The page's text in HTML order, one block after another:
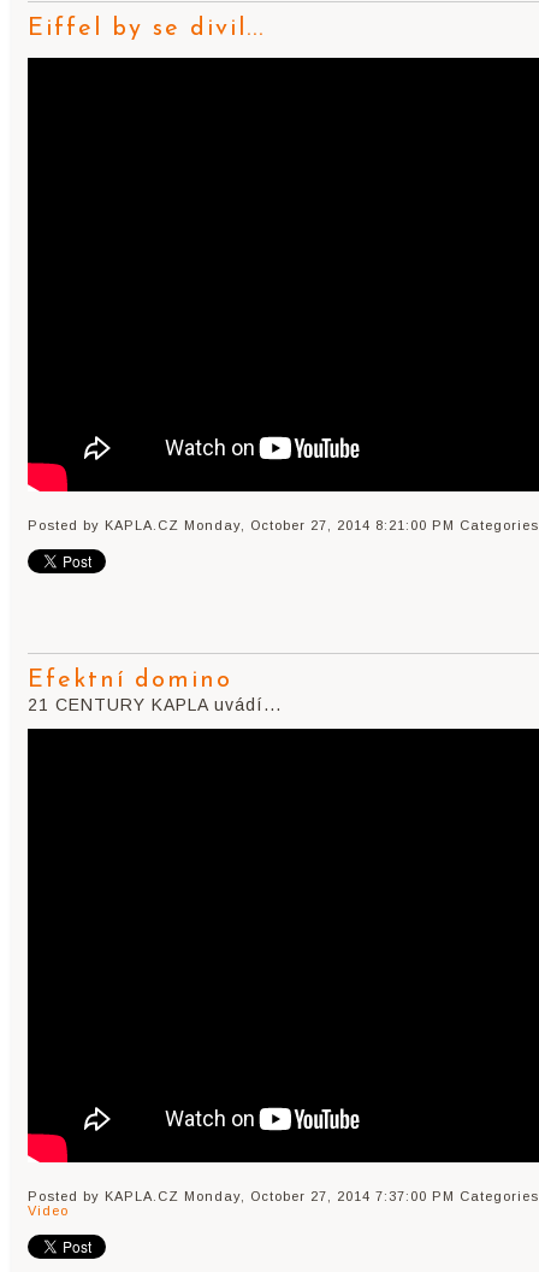
Eiffel by se divil...
Posted by KAPLA.CZ Monday, October 27, 2014 8:21:00 PM
Efektní domino
21 CENTURY KAPLA uvádí...
Posted by KAPLA.CZ Monday, October 27, 2014 7:37:00 PM
Video